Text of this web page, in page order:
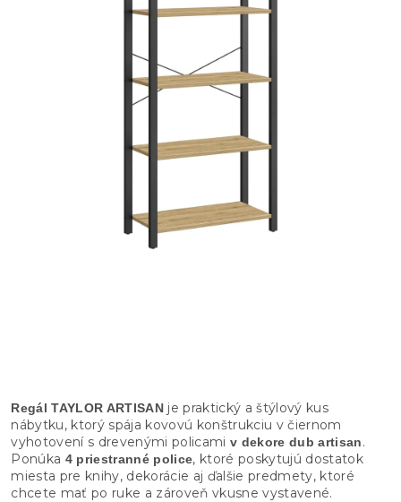
Regál TAYLOR ARTISANje praktický a štýlový kus
nábytku, ktorý spája kovovú konštrukciu v čiernom
vyhotovení s drevenými policami v dekore dub artisan.
Ponúka 4 priestranné police, ktoré poskytujú dostatok
miesta pre knihy, dekorácie aj ďalšie predmety, ktoré
chcete mať po ruke a zároveň vkusne vystavené.